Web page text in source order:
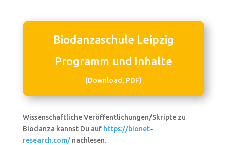
Biodanzaschule Leipzig
Programm und Inhalte
(Download, PDF)
Wissenschaftliche Veröffentlichungen/Skripte zu
Biodanza kannst Du auf https://bionet-
research.com/nachlesen.